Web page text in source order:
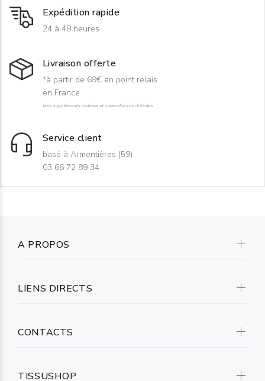
Expédition rapide
24 à 48 heures
Livraison offerte
*à partir de 69€ en point relais
en France
hors suppléments rouleaux et zones d'accès difficiles
Service client
basé à Armentières (59)
03 66 72 89 34
A PROPOS
LIENS DIRECTS
CONTACTS
TISSUSHOP